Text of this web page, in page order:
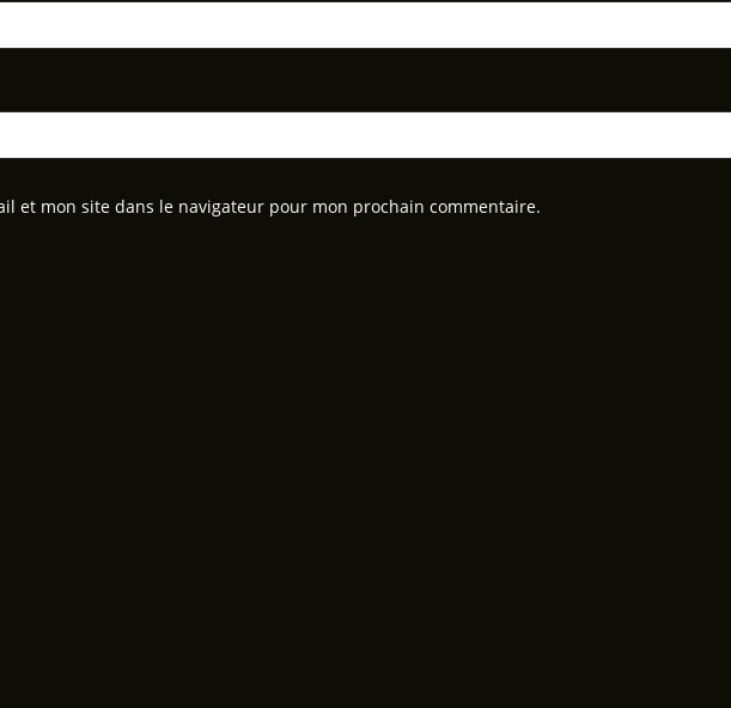
et mon site dans le navigateur pour mon prochain commentaire.